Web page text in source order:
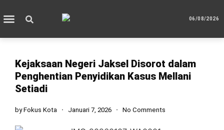
06/08/2026
Kejaksaan Negeri Jaksel Disorot dalam
Penghentian Penyidikan Kasus Mellani
Setiadi
byFokus Kota Januari 7, 2026 No Comments